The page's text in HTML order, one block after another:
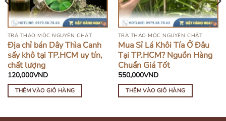
TRÀ THẢO MỘC NGUYÊN CHẤT
Địa chỉ bán Dây Thìa Canh
sấy khô tại TP.HCM uy tín,
chất lượng
120,000VND
THÊM VÀO GIỎ HÀNG
TRÀ THẢO MỘC NGUYÊN CHẤT
Mua Sỉ Lá Khôi Tía Ở Đâu
Tại TP.HCM? Nguồn Hàng
Chuẩn Giá Tốt
550,000VND
THÊM VÀO GIỎ HÀNG